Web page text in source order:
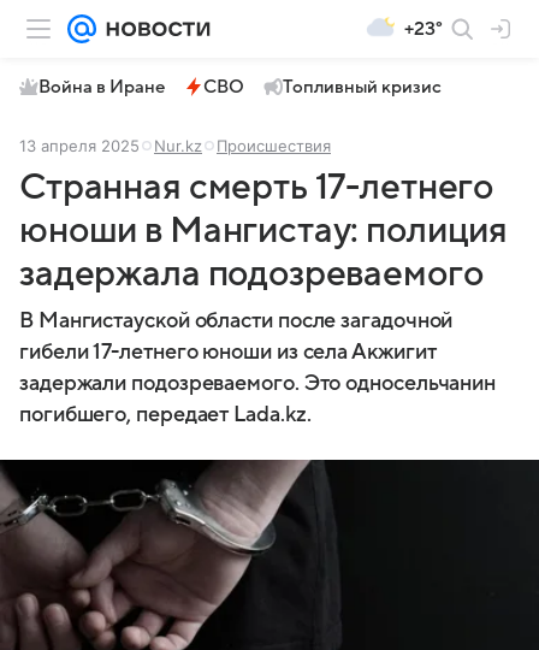
+23°
Война в Иране СВО Топливный кризис
13 апреля 2025 Nur.kz Происшествия
Странная смерть 17-летнего
юноши в Мангистау: полиция
задержала подозреваемого
В Мангистауской области после загадочной
гибели 17-летнего юноши из села Акжигит
задержали подозреваемого. Это односельчанин
погибшего, передает Lada.kz.